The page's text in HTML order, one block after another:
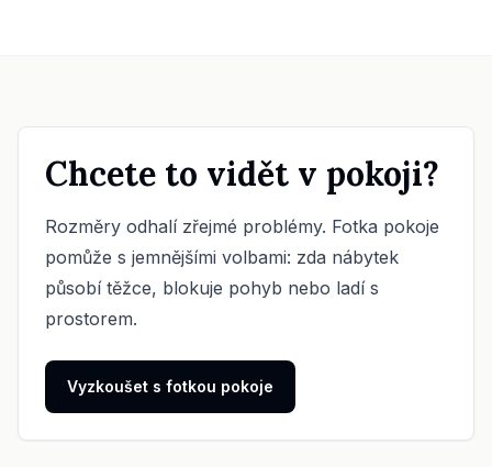
Chcete to vidět v pokoji?
Rozměry odhalí zřejmé problémy. Fotka pokoje
pomůže s jemnějšími volbami: zda nábytek
působí těžce, blokuje pohyb nebo ladí s
prostorem.
Vyzkoušet s fotkou pokoje